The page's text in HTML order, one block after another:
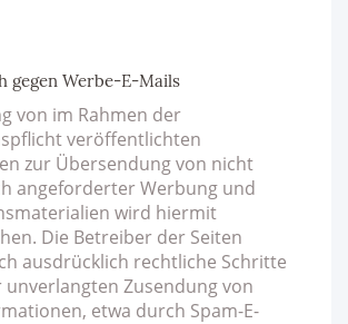
gegen Werbe-E-Mails
von im Rahmen der
veröffentlichten
zur Übersendung von nicht
angeforderter Werbung und
wird hiermit
Die Betreiber der Seiten
ausdrücklich rechtliche Schritte
unverlangten Zusendung von
etwa durch Spam-E-